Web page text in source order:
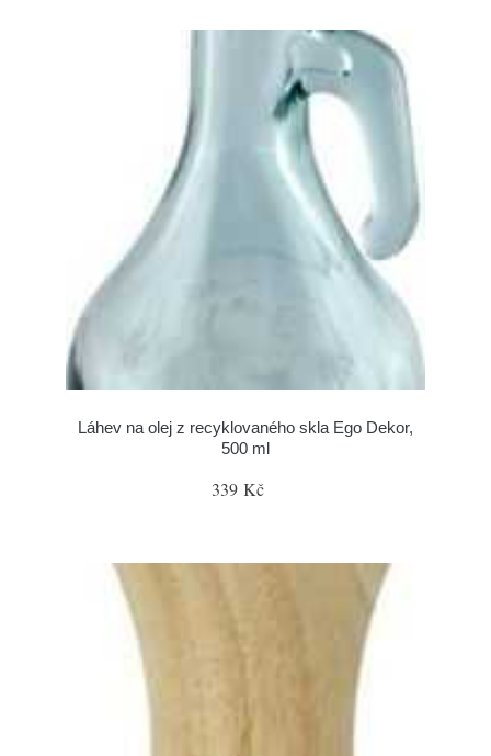
Láhev na olej z recyklovaného skla Ego Dekor,
500 ml
339 Kč